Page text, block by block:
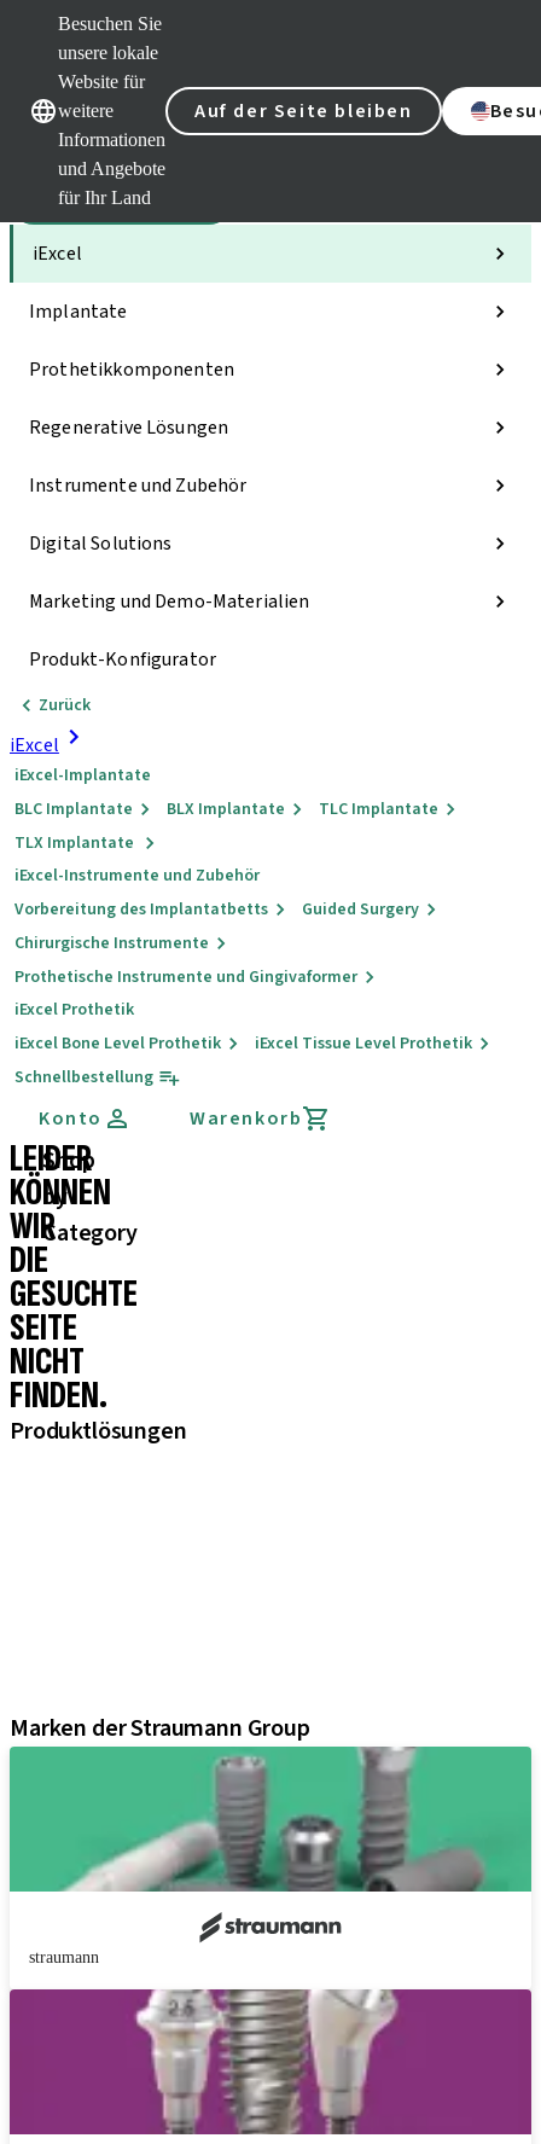
Besuchen Sie
unsere lokale
Website für
weitere
Informationen
und Angebote
für Ihr Land
Auf der Seite bleiben
Unsere MarkenUnsere Marken
Kategorien
iExcel
Implantate
Prothetikkomponenten
Regenerative Lösungen
Instrumente und Zubehör
Digital Solutions
Marketing und Demo-Materialien
Produkt-Konfigurator
Zurück
iExcel
iExcel-Implantate
BLC Implantate
BLX Implantate
TLC Implantate
TLX Implantate
iExcel-Instrumente und Zubehör
Vorbereitung des Implantatbetts
Guided Surgery
Chirurgische Instrumente
Prothetische Instrumente und Gingivaformer
iExcel Prothetik
iExcel Bone Level Prothetik
iExcel Tissue Level Prothetik
Schnellbestellung
Konto Warenkorb
LEIDER
KÖNNEN
WIR
DIE
GESUCHTE
SEITE
NICHT
FINDEN.
Shop
by
Category
Produktlösungen
Marken der Straumann Group
straumann